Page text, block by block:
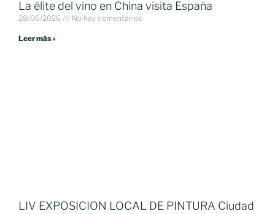
La élite del vino en China visita España
28/06/2026 No hay comentarios
Leer más »
LIV EXPOSICION LOCAL DE PINTURA Ciudad